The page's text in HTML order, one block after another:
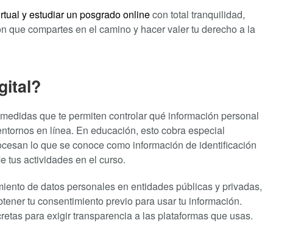
y estudiar un posgrado onlinecon total tranquilidad,
que compartes en el camino y hacer valer tu derecho a la
que te permiten controlar qué información personal
en línea. En educación, esto cobra especial
lo que se conoce como información de identificación
tus actividades en el curso.
de datos personales en entidades públicas y privadas,
tu consentimiento previo para usar tu información.
para exigir transparencia a las plataformas que usas.